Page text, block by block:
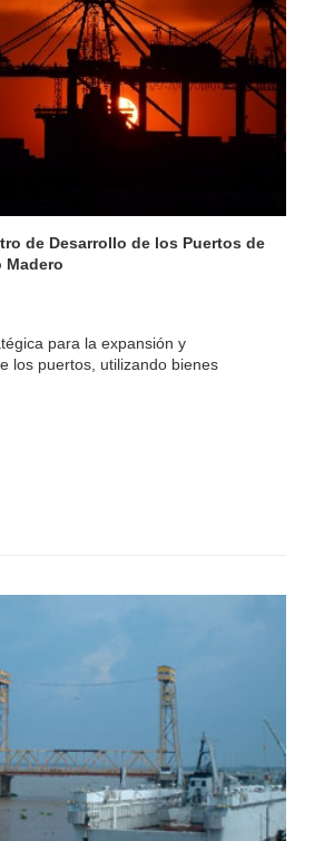
de Desarrollo de los Puertos de
Madero
para la expansión y
los puertos, utilizando bienes